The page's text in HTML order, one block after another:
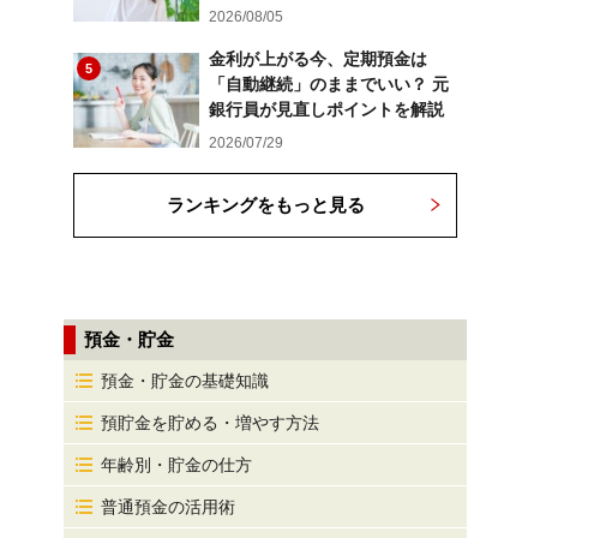
2026/08/05
5
金利が上がる今、定期預金は
「自動継続」のままでいい？ 元
銀行員が見直しポイントを解説
2026/07/29
ランキングをもっと見る
預金・貯金
預金・貯金の基礎知識
預貯金を貯める・増やす方法
年齢別・貯金の仕方
普通預金の活用術